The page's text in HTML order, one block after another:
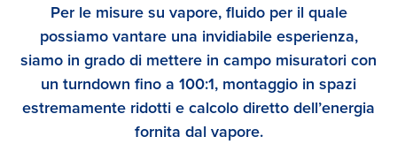
Per le misure su vapore, fluido per il quale
possiamo vantare una invidiabile esperienza,
siamo in grado di mettere in campo misuratori con
un turndown fino a 100:1, montaggio in spazi
estremamente ridotti e calcolo diretto dell’energia
fornita dal vapore.